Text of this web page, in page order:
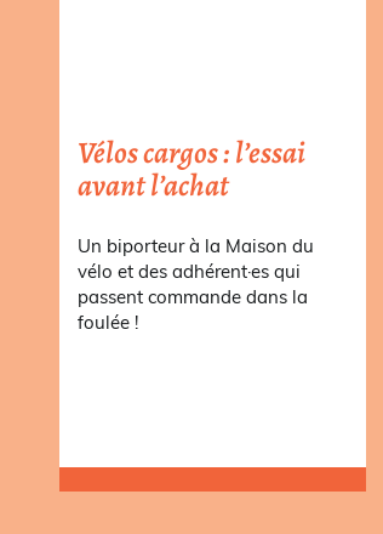
Vélos cargos : l’essai
avant l’achat
Un biporteur à la Maison du
vélo et des adhérent·es qui
passent commande dans la
foulée !